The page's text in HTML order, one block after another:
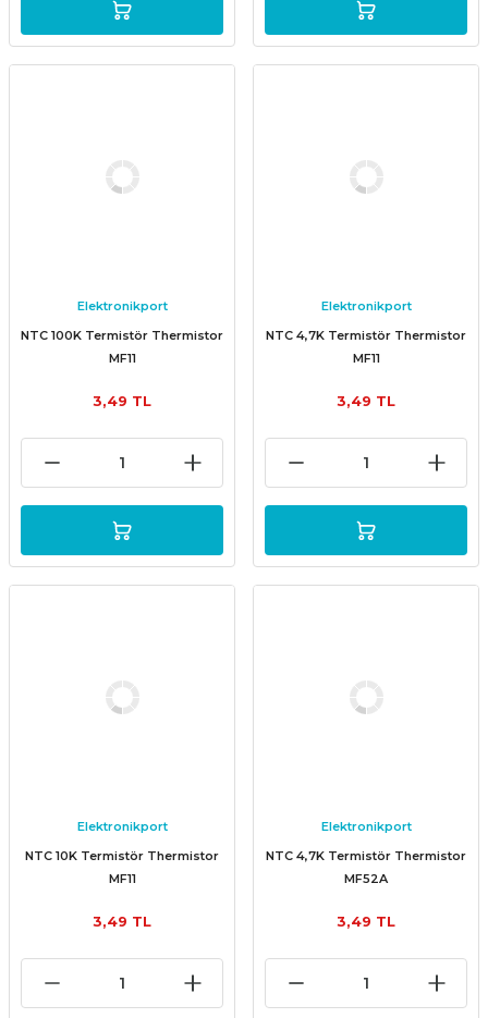
Elektronikport
NTC 100K Termistör Thermistor
MF11
3,49 TL
Elektronikport
NTC 4,7K Termistör Thermistor
MF11
3,49 TL
Elektronikport
NTC 10K Termistör Thermistor
MF11
3,49 TL
Elektronikport
NTC 4,7K Termistör Thermistor
MF52A
3,49 TL